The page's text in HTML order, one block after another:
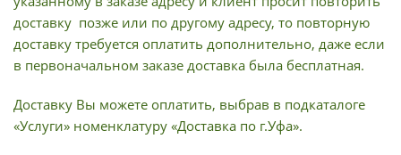
доставку позже или по другому адресу, то повторную
доставку требуется оплатить дополнительно, даже если
в первоначальном заказе доставка была бесплатная.
Доставку Вы можете оплатить, выбрав в подкаталоге
«Услуги» номенклатуру «Доставка по г.Уфа».